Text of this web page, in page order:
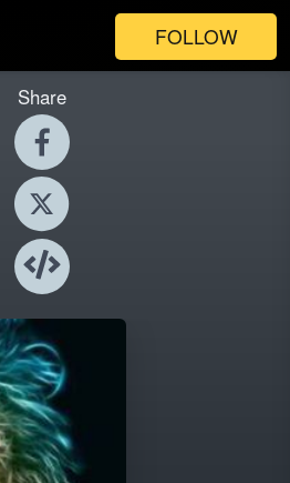
FOLLOW
Share